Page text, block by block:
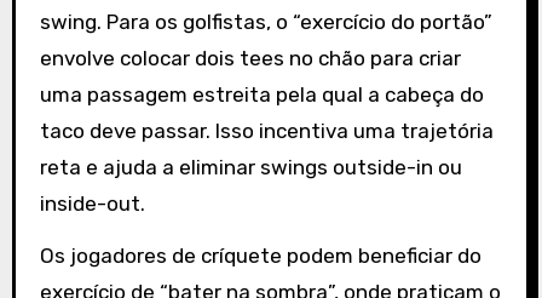
swing. Para os golfistas, o “exercício do portão”
envolve colocar dois tees no chão para criar
uma passagem estreita pela qual a cabeça do
taco deve passar. Isso incentiva uma trajetória
reta e ajuda a eliminar swings outside-in ou
inside-out.
Os jogadores de críquete podem beneficiar do
exercício de “bater na sombra”, onde praticam o